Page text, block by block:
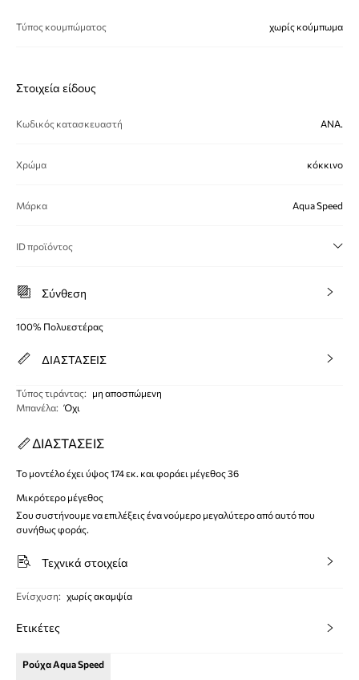
Τύπος κουμπώματος χωρίς κούμπωμα
Στοιχεία είδους
Κωδικός κατασκευαστή ANA.
Χρώμα κόκκινο
Μάρκα Aqua Speed
ID προϊόντος
Σύνθεση
100% Πολυεστέρας
ΔΙΑΣΤΑΣΕΙΣ
Τύπος τιράντας:
μη αποσπώμενη
Μπανέλα: Όχι
ΔΙΑΣΤΑΣΕΙΣ
Το μοντέλο έχει ύψος 174 εκ. και φοράει μέγεθος 36
Μικρότερο μέγεθος
Σου συστήνουμε να επιλέξεις ένα νούμερο μεγαλύτερο από αυτό που
συνήθως φοράς.
Τεχνικά στοιχεία
Ενίσχυση: χωρίς ακαμψία
Ετικέτες
Ρούχα Aqua Speed